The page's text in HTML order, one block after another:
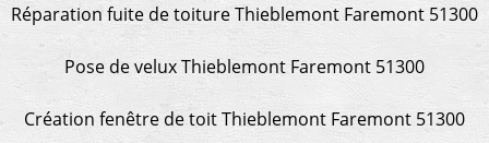
Réparation fuite de toiture Thieblemont Faremont 51300
Pose de velux Thieblemont Faremont 51300
Création fenêtre de toit Thieblemont Faremont 51300